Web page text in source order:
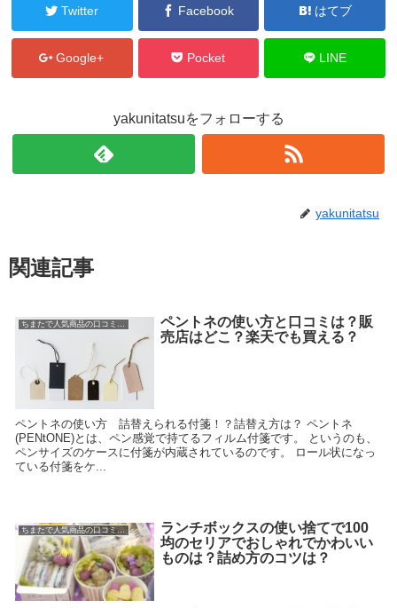
Twitter Facebook はてブ
Google+ Pocket LINE
yakunitatsuをフォローする
yakunitatsu
関連記事
ちまたで人気商品の口コミ情報
ペントネの使い方と口コミは？販
売店はどこ？楽天でも買える？
ペントネの使い方 詰替えられる付箋！？詰替え方は？ ペントネ
(PENtONE)とは、ペン感覚で持てるフィルム付箋です。 というのも、
ペンサイズのケースに付箋が内蔵されているのです。 ロール状になっ
ている付箋をケ...
ちまたで人気商品の口コミ情報
ランチボックスの使い捨てで100
均のセリアでおしゃれでかわいい
ものは？詰め方のコツは？